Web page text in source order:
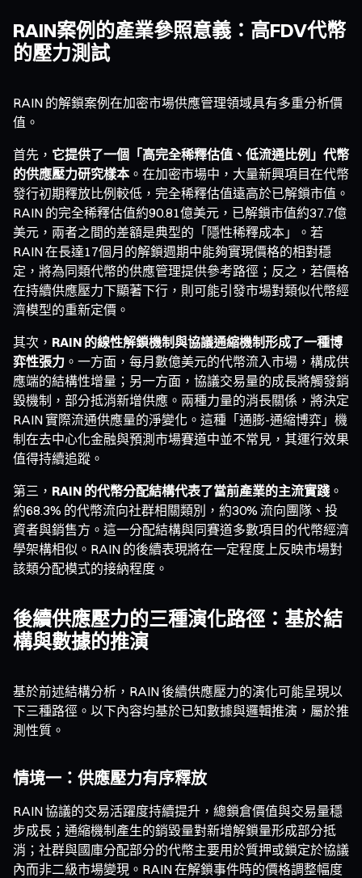
RAIN案例的產業參照意義：高FDV代幣
的壓力測試
RAIN 的解鎖案例在加密市場供應管理領域具有多重分析價
值。
首先， 它提供了一個「高完全稀釋估值、低流通比例」代幣
的供應壓力研究樣本。在加密市場中，大量新興項目在代幣
發行初期釋放比例較低，完全稀釋估值遠高於已解鎖市值。
RAIN 的完全稀釋估值約90.81億美元，已解鎖市值約37.7億
美元，兩者之間的差額是典型的「隱性稀釋成本」。若
RAIN 在長達17個月的解鎖週期中能夠實現價格的相對穩
定，將為同類代幣的供應管理提供參考路徑；反之，若價格
在持續供應壓力下顯著下行，則可能引發市場對類似代幣經
濟模型的重新定價。
其次， RAIN 的線性解鎖機制與協議通縮機制形成了一種博
弈性張力 。一方面，每月數億美元的代幣流入市場，構成供
應端的結構性增量；另一方面，協議交易量的成長將觸發銷
毀機制，部分抵消新增供應。兩種力量的消長關係，將決定
RAIN 實際流通供應量的淨變化。這種「通膨-通縮博弈」機
制在去中心化金融與預測市場賽道中並不常見，其運行效果
值得持續追蹤。
第三， RAIN 的代幣分配結構代表了當前產業的主流實踐 。
約68.3% 的代幣流向社群相關類別，約30% 流向團隊、投
資者與銷售方。這一分配結構與同賽道多數項目的代幣經濟
學架構相似。RAIN 的後續表現將在一定程度上反映市場對
該類分配模式的接納程度。
後續供應壓力的三種演化路徑：基於結
構與數據的推演
基於前述結構分析，RAIN 後續供應壓力的演化可能呈現以
下三種路徑。以下內容均基於已知數據與邏輯推演，屬於推
測性質。
情境一：供應壓力有序釋放
RAIN 協議的交易活躍度持續提升，總鎖倉價值與交易量穩
步成長；通縮機制產生的銷毀量對新增解鎖量形成部分抵
消；社群與國庫分配部分的代幣主要用於質押或鎖定於協議
內而非二級市場變現。RAIN 在解鎖事件時的價格調整幅度